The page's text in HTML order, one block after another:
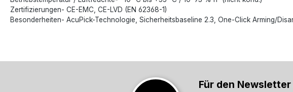
Zertifizierungen- CE-EMC, CE-LVD (EN 62368-1)
Besonderheiten- AcuPick-Technologie, Sicherheitsbaseline 2.3, One-Click Arming/
Für den